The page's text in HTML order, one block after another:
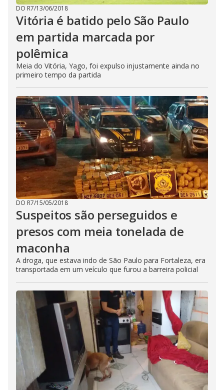
DO R7/13/06/2018
Vitória é batido pelo São Paulo
em partida marcada por
polêmica
Meia do Vitória, Yago, foi expulso injustamente ainda no
primeiro tempo da partida
DO R7/15/05/2018
Suspeitos são perseguidos e
presos com meia tonelada de
maconha
A droga, que estava indo de São Paulo para Fortaleza, era
transportada em um veículo que furou a barreira policial